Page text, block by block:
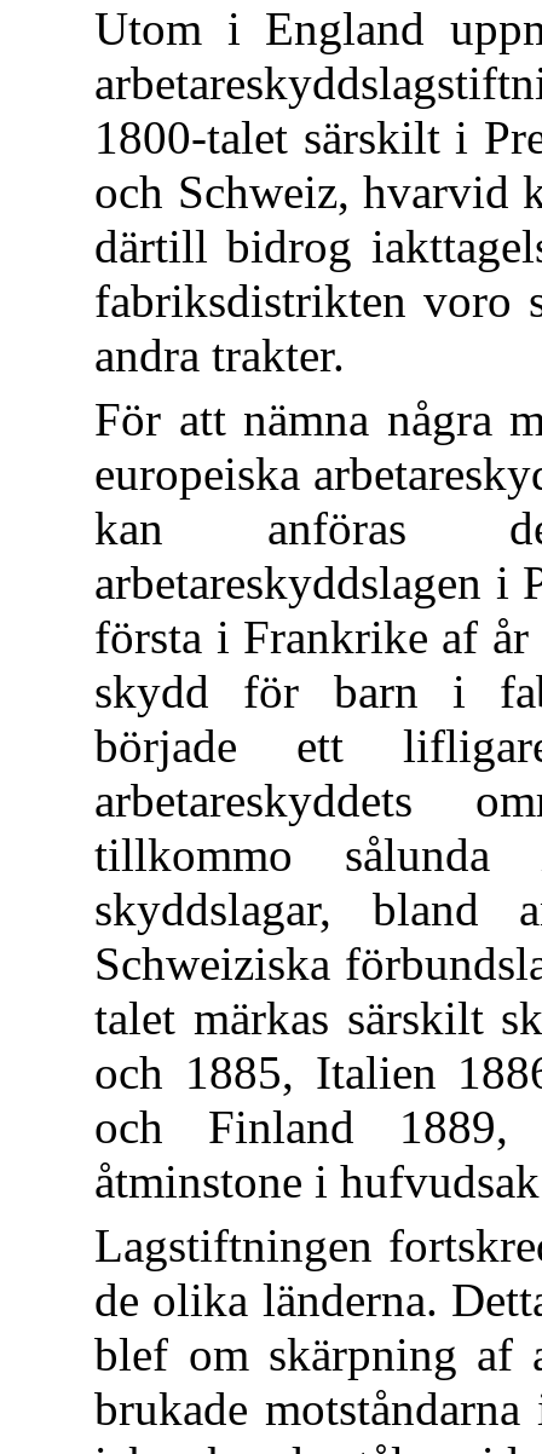
Utom i England
1800-talet särskilt i
och Schweiz, hvarvid
därtill bidrog
fabriksdistrikten voro
andra trakter.
För att nämna några
europeiska
kan anföras
arbetareskyddslagen i
första i Frankrike af år
skydd för barn i
började ett
arbetareskyddets
tillkommo
skyddslagar, bland
Schweiziska
talet märkas särskilt
och 1885, Italien
och Finland 1889,
åtminstone i
Lagstiftningen
de olika länderna.
blef om skärpning af
brukade